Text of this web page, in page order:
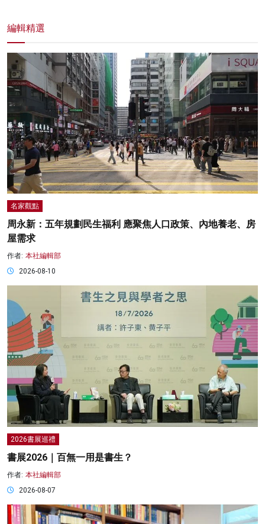
編輯精選
名家觀點
周永新：五年規劃民生福利 應聚焦人口政策、內地養老、房
屋需求
作者: 本社編輯部
2026-08-10
2026書展巡禮
書展2026｜百無一用是書生？
作者: 本社編輯部
2026-08-07